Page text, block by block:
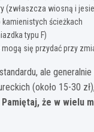
(zwłaszcza wiosną i
ścieżkach
typu F)
się przydać przy
ale
(około 15-30
Pamiętaj, że w wielu